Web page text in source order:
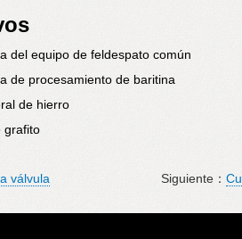
del equipo de feldespato común
de procesamiento de baritina
de hierro
grafito
válvula
Siguiente：